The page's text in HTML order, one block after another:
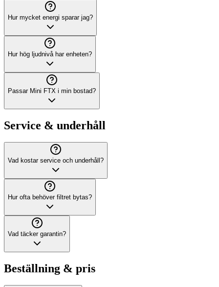
Hur mycket energi sparar jag?
Hur hög ljudnivå har enheten?
Passar Mini FTX i min bostad?
Service & underhåll
Vad kostar service och underhåll?
Hur ofta behöver filtret bytas?
Vad täcker garantin?
Beställning & pris